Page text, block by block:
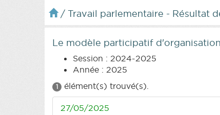
/ Travail parlementaire - Résultat
Le modèle participatif
Session : 2024-2025
Année : 2025
1 élément(s) trouvé(s).
27/05/2025